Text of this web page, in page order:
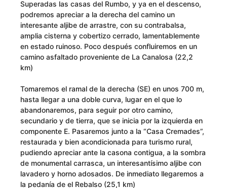
Superadas las casas del Rumbo, y ya en el descenso,
podremos apreciar a la derecha del camino un
interesante aljibe de arrastre, con su contrabalsa,
amplia cisterna y cobertizo cerrado, lamentablemente
en estado ruinoso. Poco después confluiremos en un
camino asfaltado proveniente de La Canalosa (22,2
km)
Tomaremos el ramal de la derecha (SE) en unos 700 m,
hasta llegar a una doble curva, lugar en el que lo
abandonaremos, para seguir por otro camino,
secundario y de tierra, que se inicia por la izquierda en
componente E. Pasaremos junto a la “Casa Cremades”,
restaurada y bien acondicionada para turismo rural,
pudiendo apreciar ante la casona contigua, a la sombra
de monumental carrasca, un interesantísimo aljibe con
lavadero y horno adosados. De inmediato llegaremos a
la pedanía de el Rebalso (25,1 km)